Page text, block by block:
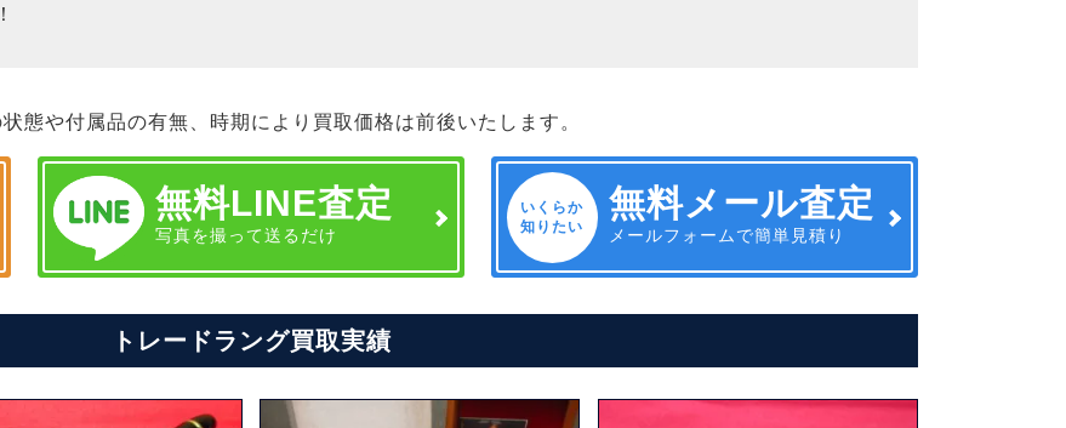
態や付属品の有無、時期により買取価格は前後いたします。
無料LINE査定
写真を撮って送るだけ
いくらか
知りたい
無料メール査定
メールフォームで簡単見積り
トレードラング買取実績